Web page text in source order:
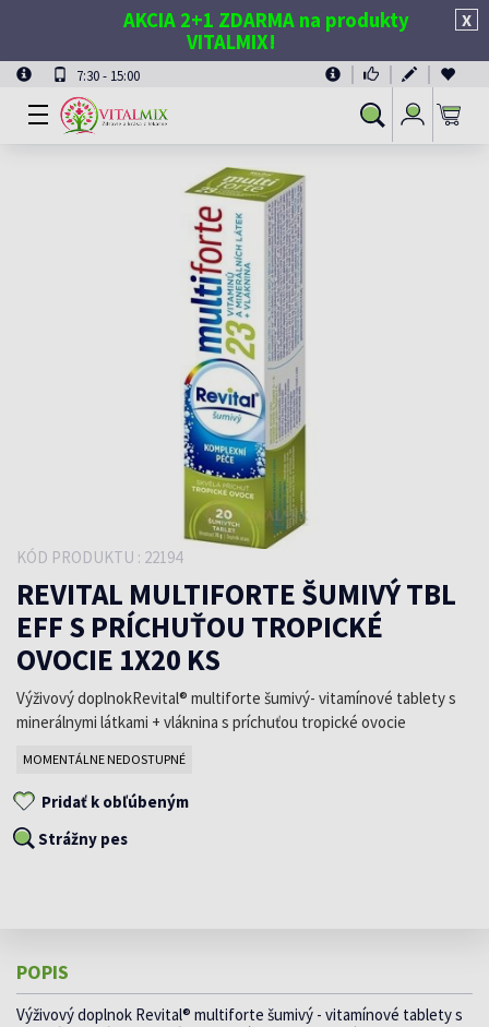
X
AKCIA 2+1 ZDARMA na produkty
VITALMIX!
7:30 - 15:00
Vyhľadávanie
Prihlásiť
sa
KÓD PRODUKTU : 22194
REVITAL MULTIFORTE ŠUMIVÝ TBL
EFF S PRÍCHUŤOU TROPICKÉ
OVOCIE 1X20 KS
Výživový doplnokRevital® multiforte šumivý- vitamínové tablety s
minerálnymi látkami + vláknina s príchuťou tropické ovocie
MOMENTÁLNE NEDOSTUPNÉ
Pridať k obľúbeným
Strážny pes
POPIS
Výživový doplnok Revital® multiforte šumivý - vitamínové tablety s